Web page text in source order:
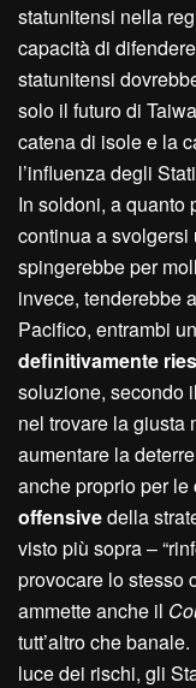
statunitensi nella
capacità di
statunitensi
solo il futuro di
catena di isole e la
l’influenza degli
In soldoni, a quanto
continua a svolgersi
spingerebbe per
invece, tenderebbe
Pacifico, entrambi
definitivamente
soluzione, secondo il
nel trovare la giusta
aumentare la
anche proprio per le
offensivedella
visto più sopra –
provocare lo stesso
ammette anche il
tutt’altro che
luce dei rischi, gli